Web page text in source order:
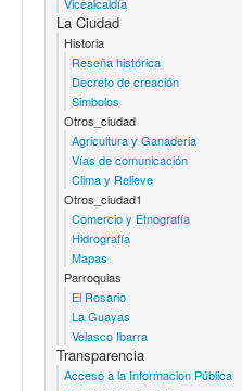
La Ciudad
Historia
Reseña histórica
Decreto de creación
Simbolos
Otros_ciudad
Agricultura y Ganaderia
Vías de comunicación
Clima y Relieve
Otros_ciudad1
Comercio y Etnografía
Hidrografía
Mapas
Parroquias
El Rosario
La Guayas
Velasco Ibarra
Transparencia
Acceso a la Informacion Pública